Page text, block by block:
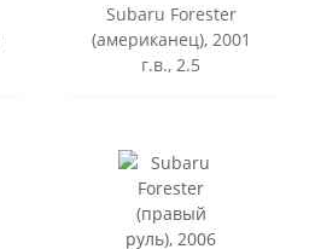
Subaru Forester
(американец), 2001
г.в., 2.5